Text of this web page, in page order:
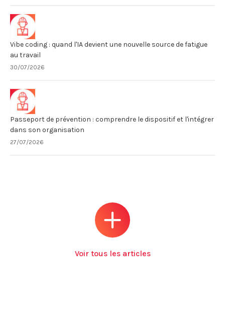
Vibe coding : quand l'IA devient une nouvelle source de fatigue
au travail
30/07/2026
Passeport de prévention : comprendre le dispositif et l'intégrer
dans son organisation
27/07/2026
Voir tous les articles